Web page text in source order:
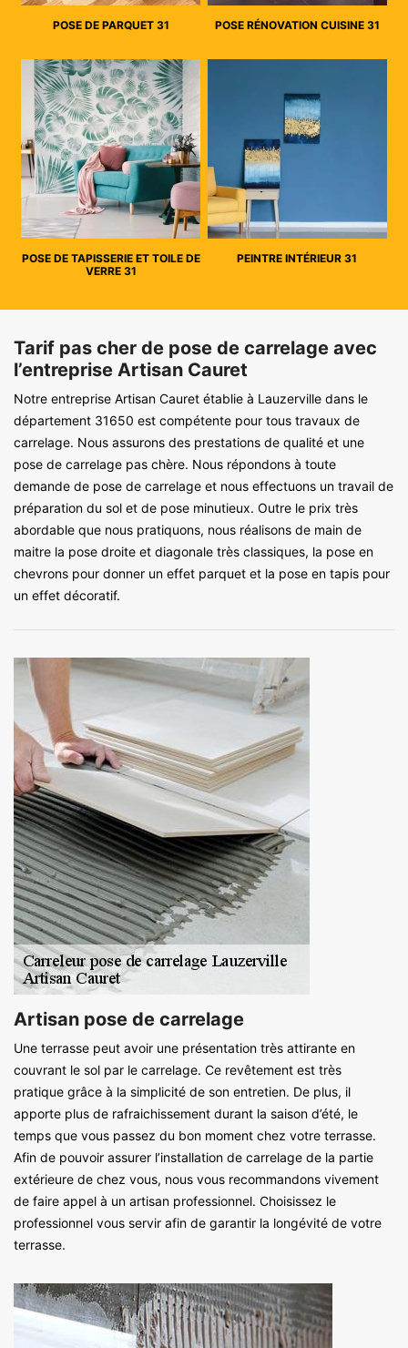
POSE DE PARQUET 31 POSE RÉNOVATION CUISINE 31
POSE DE TAPISSERIE ET TOILE DE
VERRE 31
PEINTRE INTÉRIEUR 31
Tarif pas cher de pose de carrelage avec
l’entreprise Artisan Cauret
Notre entreprise Artisan Cauret établie à Lauzerville dans le
département 31650 est compétente pour tous travaux de
carrelage. Nous assurons des prestations de qualité et une
pose de carrelage pas chère. Nous répondons à toute
demande de pose de carrelage et nous effectuons un travail de
préparation du sol et de pose minutieux. Outre le prix très
abordable que nous pratiquons, nous réalisons de main de
maitre la pose droite et diagonale très classiques, la pose en
chevrons pour donner un effet parquet et la pose en tapis pour
un effet décoratif.
Artisan pose de carrelage
Une terrasse peut avoir une présentation très attirante en
couvrant le sol par le carrelage. Ce revêtement est très
pratique grâce à la simplicité de son entretien. De plus, il
apporte plus de rafraichissement durant la saison d’été, le
temps que vous passez du bon moment chez votre terrasse.
Afin de pouvoir assurer l’installation de carrelage de la partie
extérieure de chez vous, nous vous recommandons vivement
de faire appel à un artisan professionnel. Choisissez le
professionnel vous servir afin de garantir la longévité de votre
terrasse.